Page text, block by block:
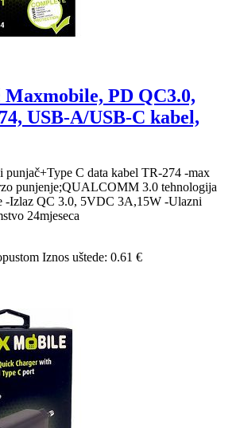
PD QC3.0,
USB-A/USB-C kabel,
C data kabel TR-274 -max
punjenje;QUALCOMM 3.0 tehnologija
-Izlaz QC 3.0, 5VDC 3A,15W -Ulazni
24mjeseca
Iznos uštede: 0.61 €